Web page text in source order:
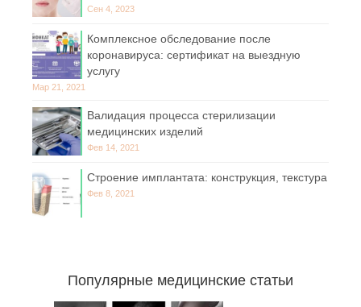
Сен 4, 2023
Комплексное обследование после
коронавируса: сертификат на выездную
услугу
Мар 21, 2021
Валидация процесса стерилизации
медицинских изделий
Фев 14, 2021
Строение имплантата: конструкция, текстура
Фев 8, 2021
Популярные медицинские статьи